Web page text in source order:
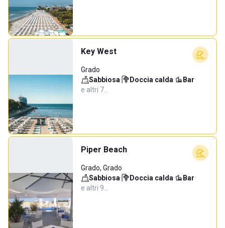
Key West
Grado
Sabbiosa· Doccia calda· Bar·
e altri 7…
Piper Beach
Grado, Grado
Sabbiosa· Doccia calda· Bar·
e altri 9…